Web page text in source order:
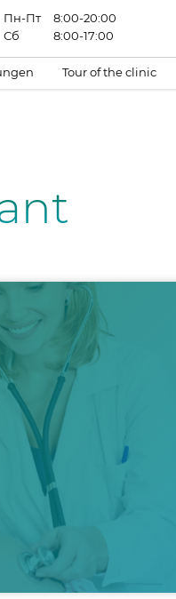
Пн-Пт
8:00-20:00
Сб
8:00-17:00
Tour of the clinic